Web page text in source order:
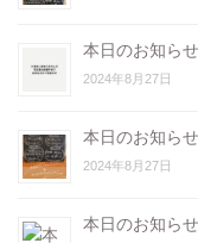
本日のお知ら
2024年8月27日
本日のお知ら
2024年8月27日
本日のお知ら